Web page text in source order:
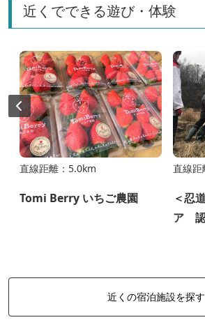
近くでできる遊び・体験
直線距離：5.0km
Tomi Berry いちご農園
直線
＜忍
ア
近くの宿泊施設を探す